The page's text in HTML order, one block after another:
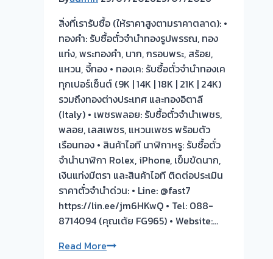
จำนำ
ร้าน
ทอง
ประเมิน
หน้า
ตั๋ว
ฟรี
จ่าย
สด
ทันที
ไม่
ต้อง
รอ
จบไว
ผล
สิ่งที่เรารับซื้อ (ให้ราคาสูงตามราคาตลาด): •
ทองคำ: รับซื้อตั๋วจำนำทองรูปพรรณ, ทอง
แท่ง, พระทองคำ, นาก, กรอบพระ, สร้อย,
แหวน, จี้ทอง • ทองเค: รับซื้อตั๋วจำนำทองเค
ทุกเปอร์เซ็นต์ (9K | 14K | 18K | 21K | 24K)
รวมถึงทองต่างประเทศ และทองอิตาลี
(Italy) • เพชรพลอย: รับซื้อตั๋วจำนำเพชร,
พลอย, เลสเพชร, แหวนเพชร พร้อมตัว
เรือนทอง • สินค้าไอที นาฬิกาหรู: รับซื้อตั๋ว
จำนำนาฬิกา Rolex, iPhone, เข็มขัดนาก,
เงินแท่งมีตรา และสินค้าไอที ติดต่อประเมิน
ราคาตั๋วจำนำด่วน: • Line: @fast7
https://lin.ee/jm6HKwQ • Tel: 088-
8714094 (คุณเต้ย FG965) • Website:…
Read Moreรับ